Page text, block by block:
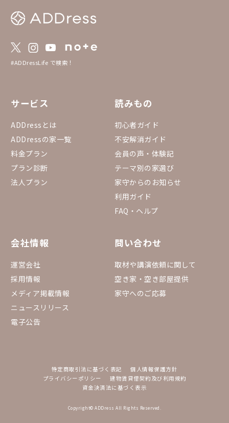
#ADDressLife で検索！
サービス
ADDressとは
ADDressの家一覧
料金プラン
プラン診断
法人プラン
読みもの
初心者ガイド
不安解消ガイド
会員の声・体験記
テーマ別の家選び
家守からのお知らせ
利用ガイド
FAQ・ヘルプ
会社情報
運営会社
採用情報
メディア掲載情報
ニュースリリース
電子公告
問い合わせ
取材や講演依頼に関して
空き家・空き部屋提供
家守へのご応募
特定商取引法に基づく表記
個人情報保護方針
プライバシーポリシー
建物賃貸借契約及び利用規約
資金決済法に基づく表示
Copyright© ADDress All Rights Reserved.